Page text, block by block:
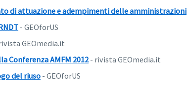
di attuazione e adempimenti delle amministrazioni
- GEOforUS
GEOmedia.it
Conferenza AMFM 2012- rivista GEOmedia.it
del riuso - GEOforUS